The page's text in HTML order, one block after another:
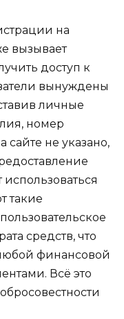
на
вызывает
доступ к
вынуждены
личные
номер
сайте не указано,
такие
средств, что
финансовой
Всё это